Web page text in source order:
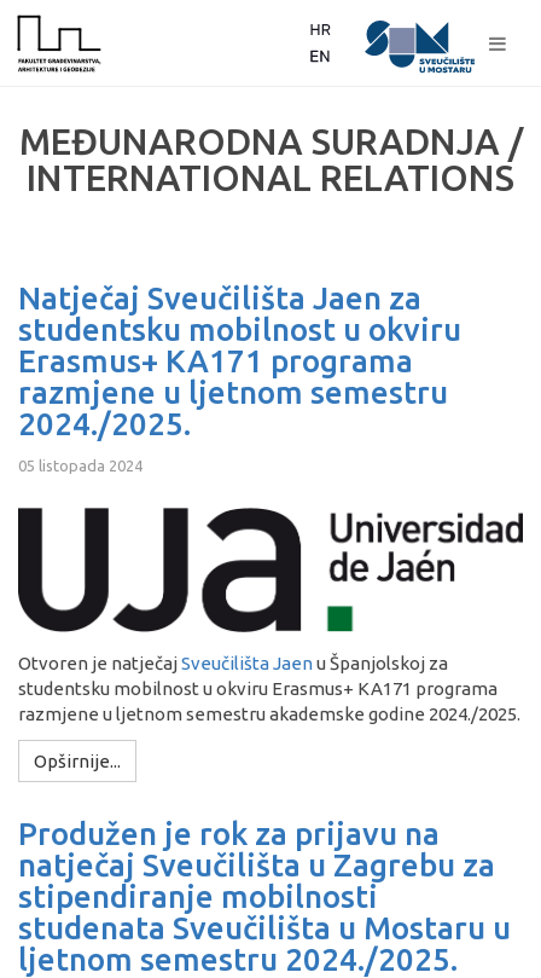
MEĐUNARODNA SURADNJA /
INTERNATIONAL RELATIONS
Natječaj Sveučilišta Jaen za
studentsku mobilnost u okviru
Erasmus+ KA171 programa
razmjene u ljetnom semestru
2024./2025.
05 listopada 2024
Otvoren je natječajSveučilišta Jaenu Španjolskoj za
studentsku mobilnost u okviru Erasmus+ KA171 programa
razmjene u ljetnom semestru akademske godine 2024./2025.
Opširnije...
Produžen je rok za prijavu na
natječaj Sveučilišta u Zagrebu za
stipendiranje mobilnosti
studenata Sveučilišta u Mostaru u
ljetnom semestru 2024./2025.